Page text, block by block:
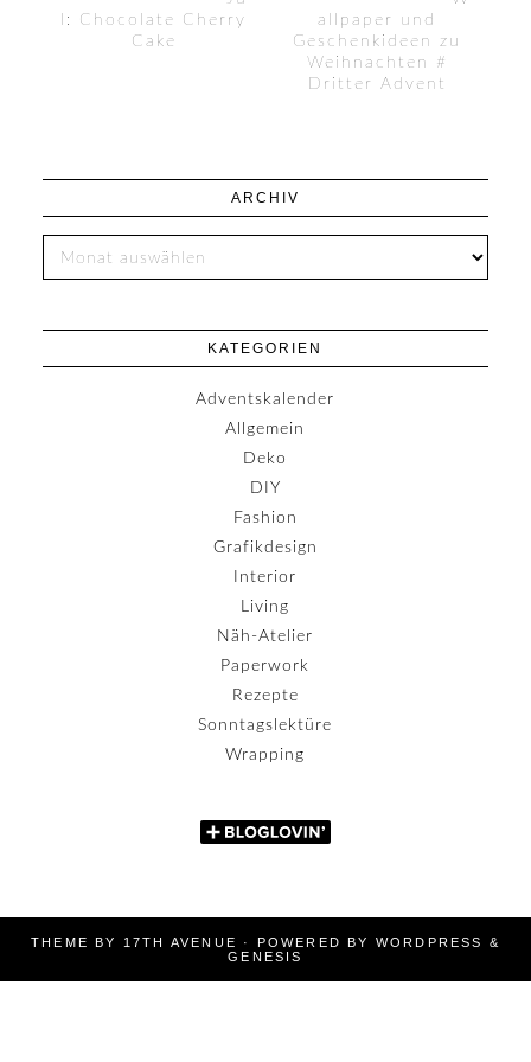
l: Chocolate Cherry
Cake
allpaper und
Geschenkideen zu
Weihnachten #
Dritter Advent
ARCHIV
KATEGORIEN
Adventskalender
Allgemein
Deko
DIY
Fashion
Grafikdesign
Interior
Living
Näh-Atelier
Paperwork
Rezepte
Sonntagslektüre
Wrapping
THEME BY 17TH AVENUE · POWERED BY WORDPRESS
&
GENESIS